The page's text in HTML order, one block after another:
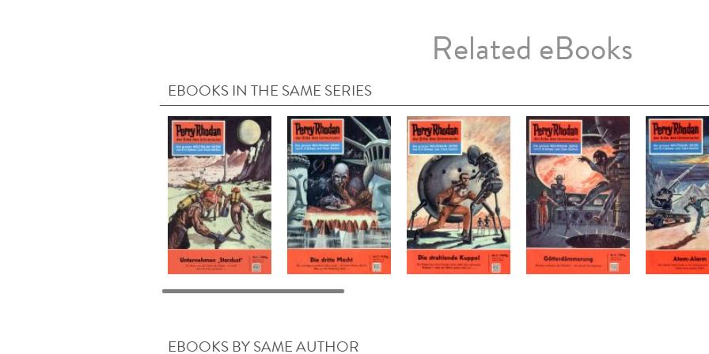
Related eBooks
EBOOKS IN THE SAME SERIES
EBOOKS BY SAME AUTHOR